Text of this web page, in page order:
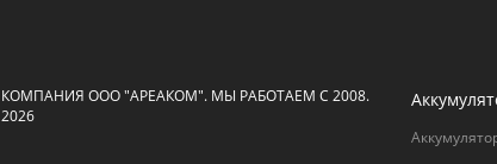
КОМПАНИЯ ООО "АРЕАКОМ". МЫ РАБОТАЕМ С 2008.
2026